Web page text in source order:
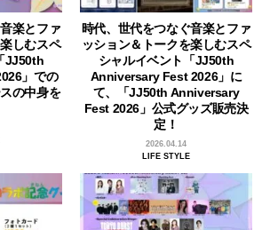
楽とファ
しむスペ
JJ50th
」での
の中身を
時代、世代をつなぐ音楽とファ
ッション＆トークを楽しむスペ
シャルイベント「JJ50th
Anniversary Fest 2026」に
て、「JJ50th Anniversary
Fest 2026」公式グッズ販売決
定！
2026.04.14
LIFE STYLE